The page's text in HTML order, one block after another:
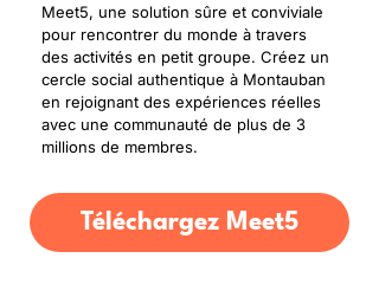
Meet5, une solution sûre et conviviale
pour rencontrer du monde à travers
des activités en petit groupe. Créez un
cercle social authentique à Montauban
en rejoignant des expériences réelles
avec une communauté de plus de 3
millions de membres.
Téléchargez Meet5